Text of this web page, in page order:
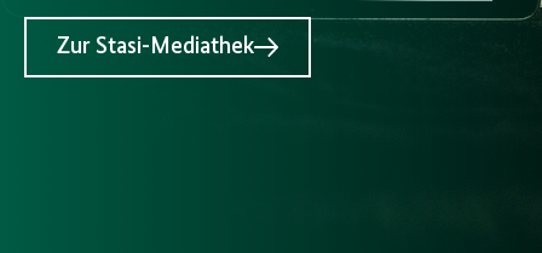
Zur Stasi-Mediathek